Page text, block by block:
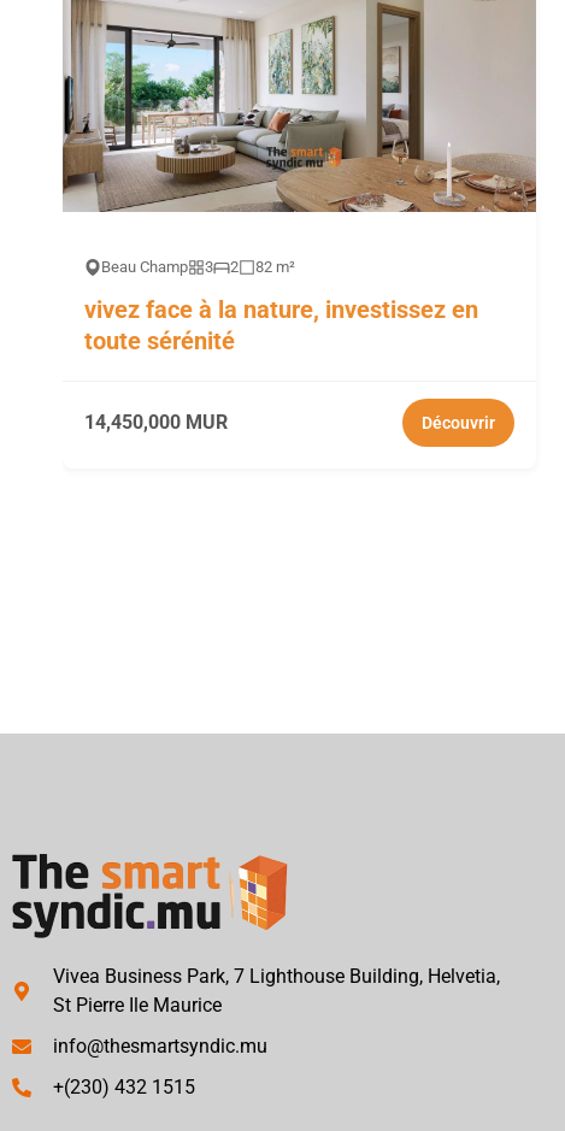
Beau Champ 3 2 82 m²
vivez face à la nature, investissez en
toute sérénité
14,450,000 MUR Découvrir
Vivea Business Park, 7 Lighthouse Building, Helvetia,
St Pierre Ile Maurice
info@thesmartsyndic.mu
+(230) 432 1515